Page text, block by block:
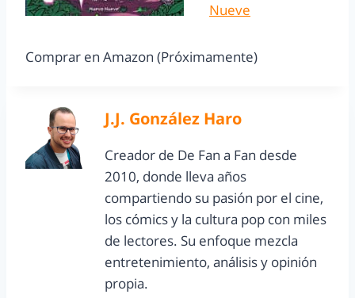
Nueve
Comprar en Amazon (Próximamente)
J.J. González Haro
Creador de De Fan a Fan desde
2010, donde lleva años
compartiendo su pasión por el cine,
los cómics y la cultura pop con miles
de lectores. Su enfoque mezcla
entretenimiento, análisis y opinión
propia.